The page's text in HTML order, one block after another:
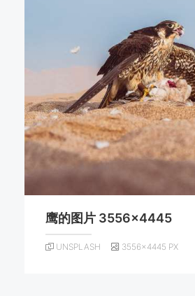
鹰的图片 3556×4445
UNSPLASH 3556×4445 PX